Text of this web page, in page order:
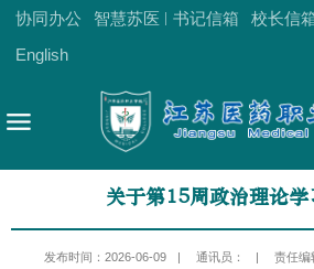
协同办公 智慧苏医 书记信箱 校长信
English
关于第15周政治理论
发布时间：2026-06-09 | 通讯员： | 责任编